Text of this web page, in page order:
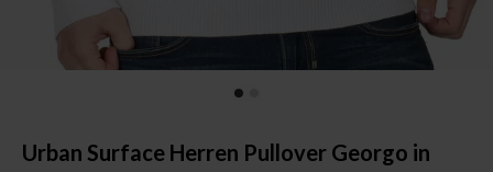
Urban Surface Herren Pullover Georgo in